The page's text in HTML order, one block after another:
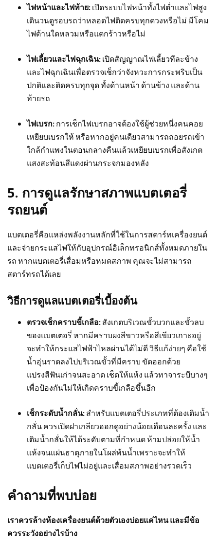
ไฟหน้าและไฟท้าย: เปิดระบบไฟหน้าทั้งไฟต่ำและไฟสูง
เดินวนดูรอบรถว่าหลอดไฟติดครบทุกดวงหรือไม่ มีโคม
ไฟด้านใดหลวมหรือแตกร้าวหรือไม่
ไฟเลี้ยวและไฟฉุกเฉิน: เปิดสัญญาณไฟเลี้ยวทีละข้าง
และไฟฉุกเฉินเพื่อตรวจเช็กว่าจังหวะการกระพริบเป็น
ปกติและติดครบทุกจุด ทั้งด้านหน้า ด้านข้าง และด้าน
ท้ายรถ
ไฟเบรก: การเช็กไฟเบรกอาจต้องใช้ผู้ช่วยหนึ่งคนคอย
เหยียบเบรกให้ หรือหากอยู่คนเดียวสามารถถอยรถเข้า
ใกล้กำแพงในตอนกลางคืนแล้วเหยียบเบรกเพื่อสังเกต
แสงสะท้อนสีแดงผ่านกระจกมองหลัง
5. การดูแลรักษาสภาพแบตเตอรี่
รถยนต์
แบตเตอรี่คือแหล่งพลังงานหลักที่ใช้ในการสตาร์ทเครื่องยนต์
และจ่ายกระแสไฟให้กับอุปกรณ์อิเล็กทรอนิกส์ทั้งหมดภายใน
รถ หากแบตเตอรี่เสื่อมหรือหมดสภาพ คุณจะไม่สามารถ
สตาร์ทรถได้เลย
วิธีการดูแลแบตเตอรี่เบื้องต้น
ตรวจเช็กคราบขี้เกลือ: สังเกตบริเวณขั้วบวกและขั้วลบ
ของแบตเตอรี่ หากมีคราบผงสีขาวหรือสีเขียวเกาะอยู่
จะทำให้กระแสไฟฟ้าไหลผ่านได้ไม่ดี วิธีแก้ง่ายๆ คือใช้
น้ำอุ่นราดลงไปบริเวณขั้วที่มีคราบ ขัดออกด้วย
แปรงสีฟันเก่าจนสะอาด เช็ดให้แห้ง แล้วทาจาระบีบางๆ
เพื่อป้องกันไม่ให้เกิดคราบขี้เกลือขึ้นอีก
เช็กระดับน้ำกลั่น: สำหรับแบตเตอรี่ประเภทที่ต้องเติมน้ำ
กลั่น ควรเปิดฝาเกลียวออกดูอย่างน้อยเดือนละครั้ง และ
เติมน้ำกลั่นให้ได้ระดับตามที่กำหนด ห้ามปล่อยให้น้ำ
แห้งจนแผ่นธาตุภายในโผล่พ้นน้ำเพราะจะทำให้
แบตเตอรี่เก็บไฟไม่อยู่และเสื่อมสภาพอย่างรวดเร็ว
คำถามที่พบบ่อย
เราควรล้างห้องเครื่องยนต์ด้วยตัวเองบ่อยแค่ไหน และมีข้อ
ควรระวังอย่างไรบ้าง